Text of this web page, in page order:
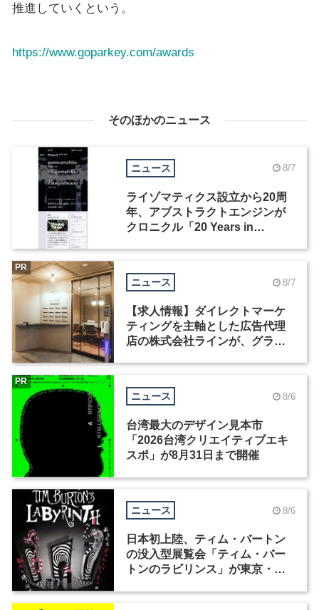
推進していくという。
https://www.goparkey.com/awards
そのほかのニュース
ニュース 8/7
ライゾマティクス設立から20周
年、アブストラクトエンジンが
クロニクル「20 Years in
ニュース 8/7
【求人情報】ダイレクトマーケ
ティングを主軸とした広告代理
店の株式会社ラインが、グラフ
PR
ニュース 8/6
台湾最大のデザイン見本市
「2026台湾クリエイティブエキ
スポ」が8月31日まで開催
PR
ニュース 8/6
日本初上陸、ティム・バートン
の没入型展覧会「ティム・バー
トンのラビリンス」が東京・豊